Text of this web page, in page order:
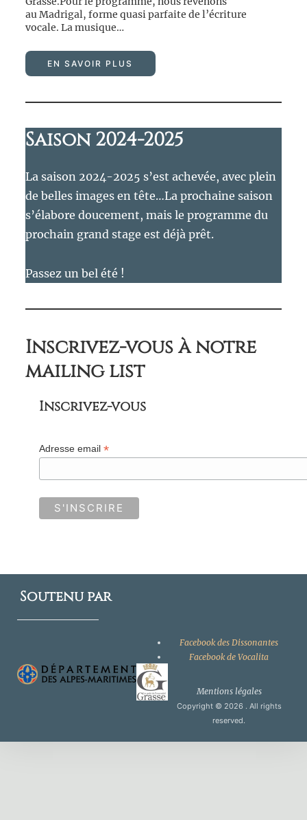
au Madrigal, forme quasi parfaite de l’écriture
vocale. La musique…
EN SAVOIR PLUS
Saison 2024-2025
La saison 2024-2025 s’est achevée, avec plein
de belles images en tête…La prochaine saison
s’élabore doucement, mais le programme du
prochain grand stage est déjà prêt.
Passez un bel été !
Inscrivez-vous à notre
mailing list
Inscrivez-vous
Adresse email*
Soutenu par
Facebook des Dissonantes
Facebook de Vocalita
Mentions légales
Copyright © 2026 . All rights
reserved.